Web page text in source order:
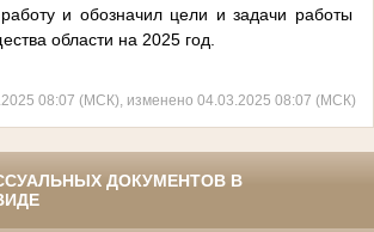
и обозначил цели и задачи работы
области на 2025 год.
08:07 (МСК), изменено 04.03.2025 08:07 (МСК)
ДОКУМЕНТОВ В